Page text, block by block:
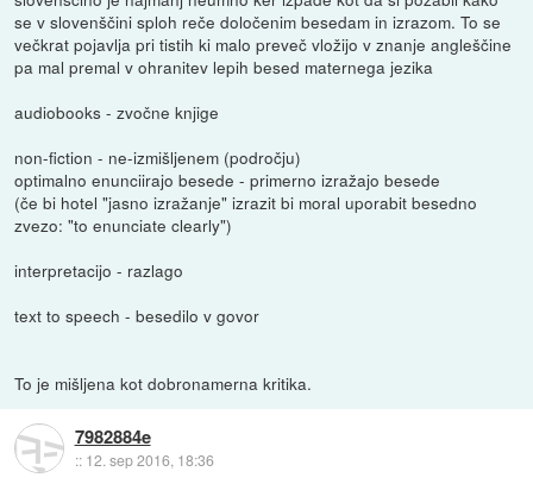
se v slovenščini sploh reče določenim besedam in izrazom. To se
večkrat pojavlja pri tistih ki malo preveč vložijo v znanje angleščine
pa mal premal v ohranitev lepih besed maternega jezika
audiobooks - zvočne knjige
non-fiction - ne-izmišljenem (področju)
optimalno enunciirajo besede - primerno izražajo besede
(če bi hotel "jasno izražanje" izrazit bi moral uporabit besedno
zvezo: "to enunciate clearly")
interpretacijo - razlago
text to speech - besedilo v govor
To je mišljena kot dobronamerna kritika.
7982884e
:: 12. sep 2016, 18:36